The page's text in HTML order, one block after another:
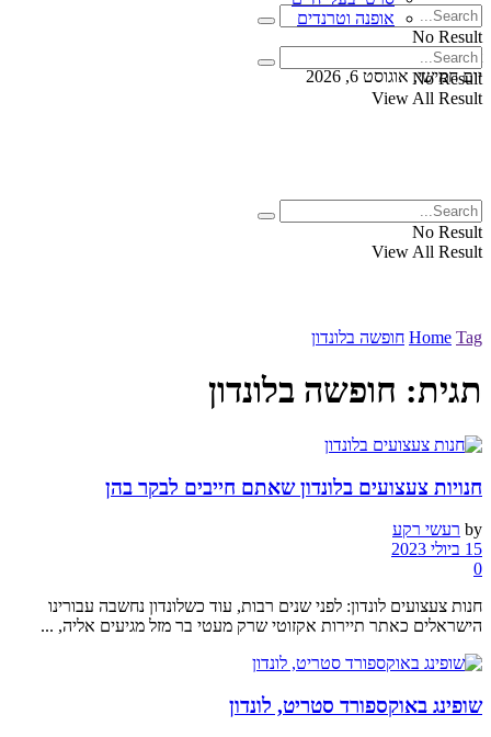
No Result
View All Result
יום חמישי, אוגוסט 6, 2026
אופנה וטרנדים
No Result
View All Result
No Result
View All Result
Home Tag חופשה בלונדון
תגית: חופשה בלונדון
חנויות צעצועים בלונדון שאתם חייבים לבקר בהן
by רעשי רקע
15 ביולי 2023
0
חנות צעצועים לונדון: לפני שנים רבות, עוד כשלונדון נחשבה עבורינו
הישראלים כאתר תיירות אקזוטי שרק מעטי בר מזל מגיעים אליה, ...
שופינג באוקספורד סטריט, לונדון